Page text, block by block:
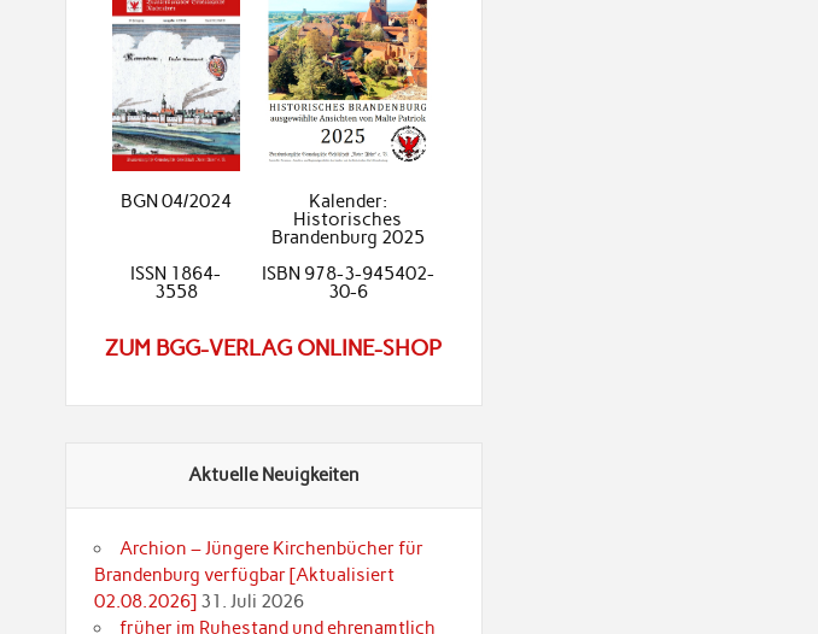
BGN 04/2024
Kalender:
Historisches
Brandenburg 2025
ISSN 1864-
3558
ISBN 978-3-945402-
30-6
ZUM BGG-VERLAG ONLINE-SHOP
Aktuelle Neuigkeiten
Archion – Jüngere Kirchenbücher für
Brandenburg verfügbar [Aktualisiert
02.08.2026] 31. Juli 2026
früher im Ruhestand und ehrenamtlich